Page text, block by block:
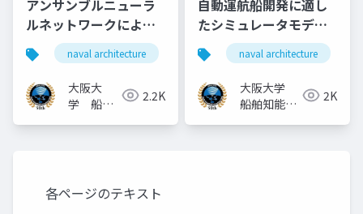
アンサンブルニューラ
ルネットワークによる
港湾操船のための確率
的な船舶運動予測モデ
ル
naval architecture 船舶海洋工学 船舶操縦性
大阪大
学 船舶
2.2K
自動運航船開発に適し
たシミュレータモデル
とは
naval architecture
大阪大学
船舶知能化
2K
各ページのテキスト